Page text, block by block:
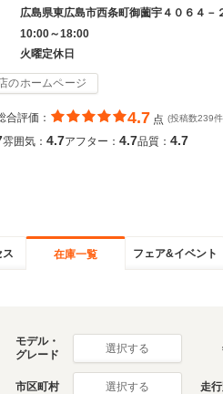
広島県東広島市西条町御薗宇４０６４－
10:00～18:00
火曜定休日
のホームページ
合評価： 4.7 点 (投稿数239
雰囲気： 4.7アフター： 4.7品質： 4.7
在庫一覧 フェア&イベント
モデル・
グレード
選択する
市区町村 選択する 走